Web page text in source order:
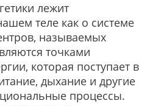
лежит
теле как о системе
называемых
точками
которая поступает в
дыхание и другие
процессы.